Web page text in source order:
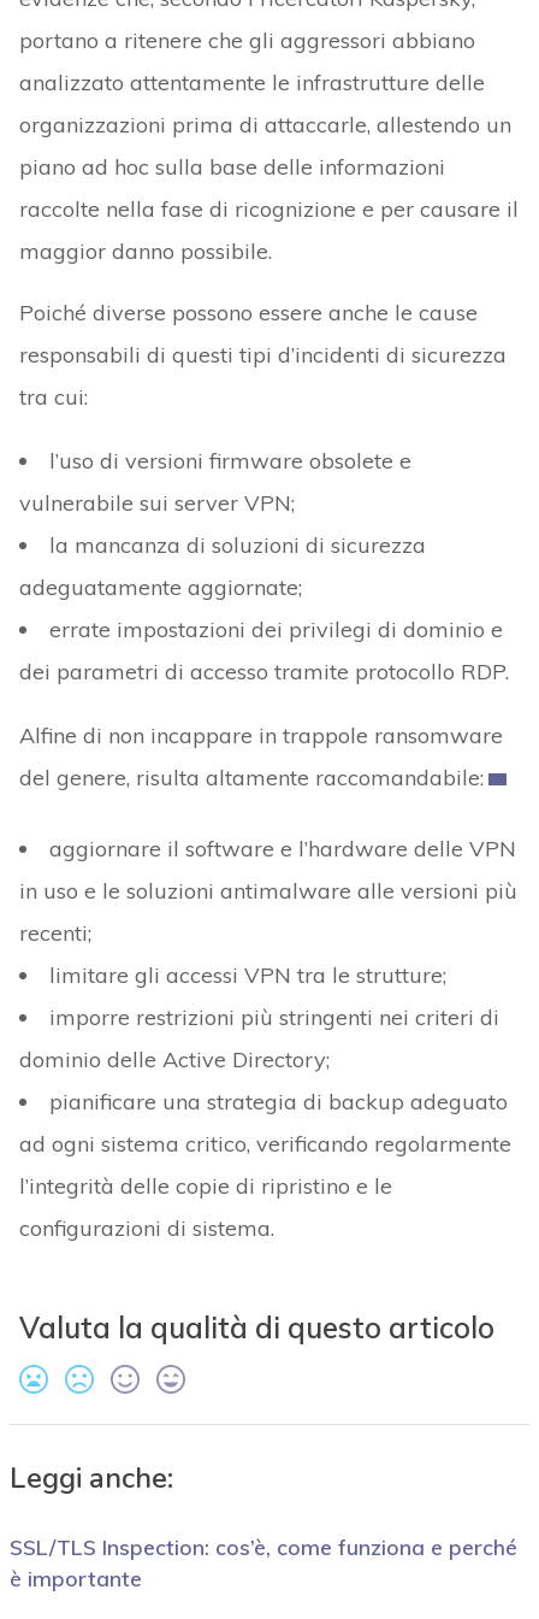
portano a ritenere che gli aggressori abbiano
analizzato attentamente le infrastrutture delle
organizzazioni prima di attaccarle, allestendo un
piano ad hoc sulla base delle informazioni
raccolte nella fase di ricognizione e per causare il
maggior danno possibile.
Poiché diverse possono essere anche le cause
responsabili di questi tipi d’incidenti di sicurezza
tra cui:
l’uso di versioni firmware obsolete e
vulnerabile sui server VPN;
la mancanza di soluzioni di sicurezza
adeguatamente aggiornate;
errate impostazioni dei privilegi di dominio e
dei parametri di accesso tramite protocollo RDP.
Alfine di non incappare in trappole ransomware
del genere, risulta altamente raccomandabile:
aggiornare il software e l’hardware delle VPN
in uso e le soluzioni antimalware alle versioni più
recenti;
limitare gli accessi VPN tra le strutture;
imporre restrizioni più stringenti nei criteri di
dominio delle Active Directory;
pianificare una strategia di backup adeguato
ad ogni sistema critico, verificando regolarmente
l’integrità delle copie di ripristino e le
configurazioni di sistema.
Valuta la qualità di questo articolo
Leggi anche:
SSL/TLS Inspection: cos’è, come funziona e perché
è importante